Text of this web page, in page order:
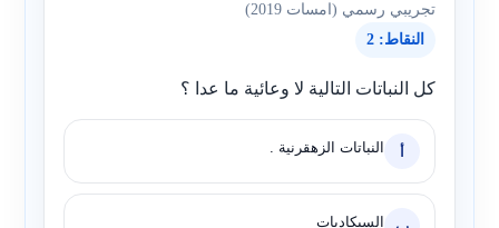
تجريبي رسمي (امسات 2019)
النقاط: 2
كل النباتات التالية لا وعائية ما عدا ؟
أ النباتات الزهقرنية .
السيكاديات